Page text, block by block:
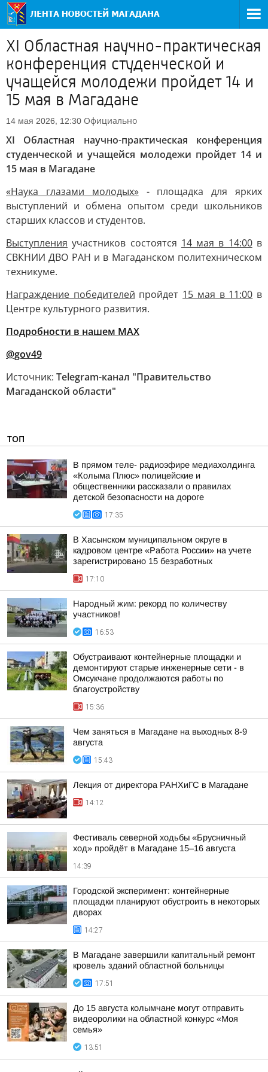
XI Областная научно-практическая
конференция студенческой и
учащейся молодежи пройдет 14 и
15 мая в Магадане
14 мая 2026, 12:30 Официально
XI Областная научно-практическая конференция
студенческой и учащейся молодежи пройдет 14 и
15 мая в Магадане
«Наука глазами молодых»- площадка для ярких
выступлений и обмена опытом среди школьников
старших классов и студентов.
Выступления участников состоятся 14 мая в 14:00в
СВКНИИ ДВО РАН и в Магаданском политехническом
техникуме.
Награждение победителей пройдет 15 мая в 11:00 в
Центре культурного развития.
Подробности в нашем МАХ
@gov49
Источник: Telegram-канал "Правительство
Магаданской области"
ТОП
В прямом теле- радиоэфире медиахолдинга
«Колыма Плюс» полицейские и
общественники рассказали о правилах
детской безопасности на дороге
17:35
В Хасынском муниципальном округе в
кадровом центре «Работа России» на учете
зарегистрировано 15 безработных
17:10
Народный жим: рекорд по количеству
участников!
16:53
Обустраивают контейнерные площадки и
демонтируют старые инженерные сети - в
Омсукчане продолжаются работы по
благоустройству
15:36
Чем заняться в Магадане на выходных 8-9
августа
15:43
Лекция от директора РАНХиГС в Магадане
14:12
Фестиваль северной ходьбы «Брусничный
ход» пройдёт в Магадане 15–16 августа
14:39
Городской эксперимент: контейнерные
площадки планируют обустроить в некоторых
дворах
14:27
В Магадане завершили капитальный ремонт
кровель зданий областной больницы
17:51
До 15 августа колымчане могут отправить
видеоролики на областной конкурс «Моя
семья»
13:51